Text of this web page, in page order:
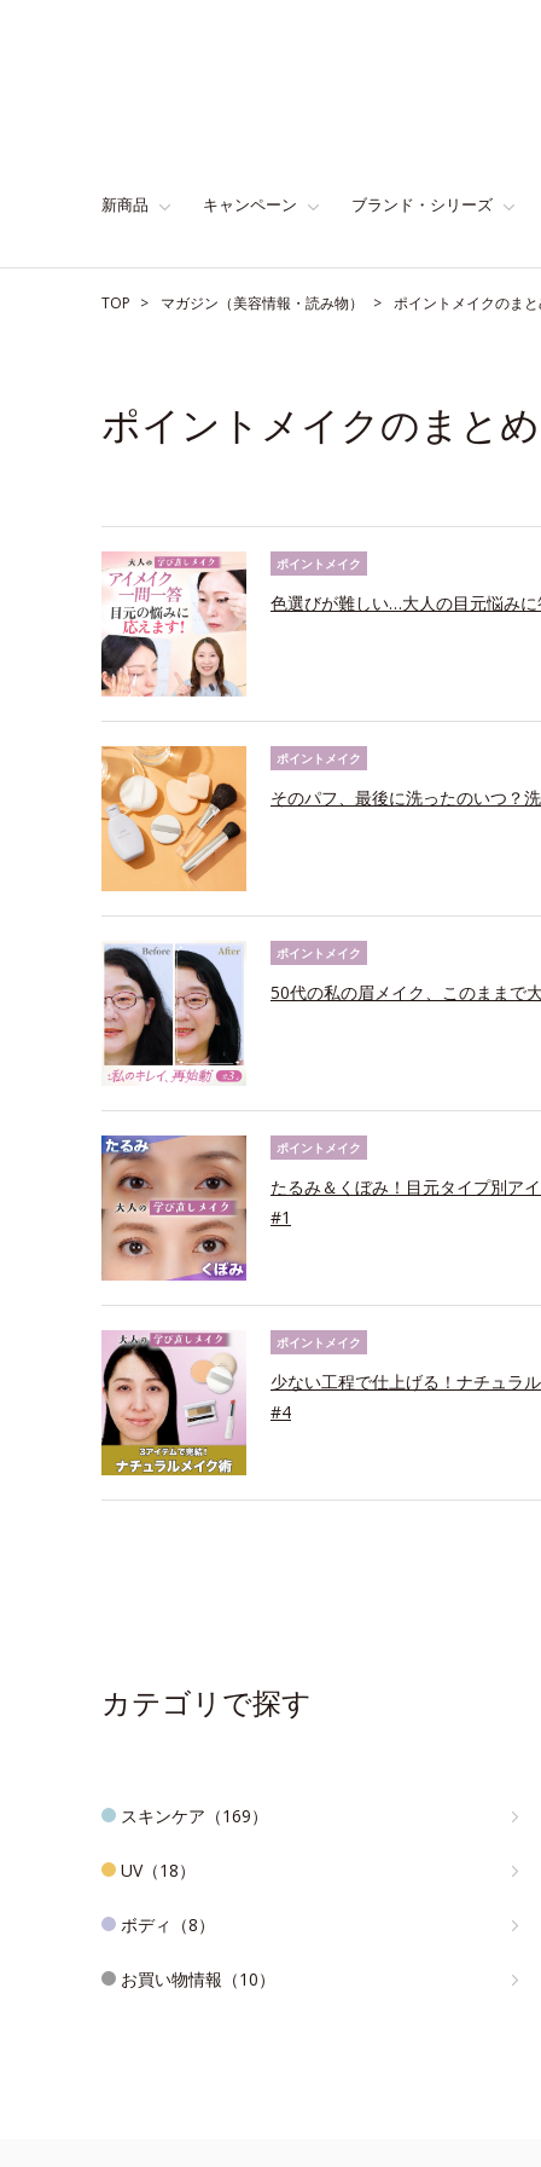
新商品 キャンペーン ブランド・シリーズ
TOP マガジン（美容情報・読み物） ポイントメイクのま
ポイントメイクのまとめ
ポイントメイク
色選びが難しい…大人の目元悩み
ポイントメイク
そのパフ、最後に洗ったのいつ？
ポイントメイク
50代の私の眉メイク、このままで
ポイントメイク
たるみ＆くぼみ！目元タイプ別ア
#1
ポイントメイク
少ない工程で仕上げる！ナチュラ
#4
カテゴリで探す
スキンケア（169）
UV（18）
ボディ（8）
お買い物情報（10）